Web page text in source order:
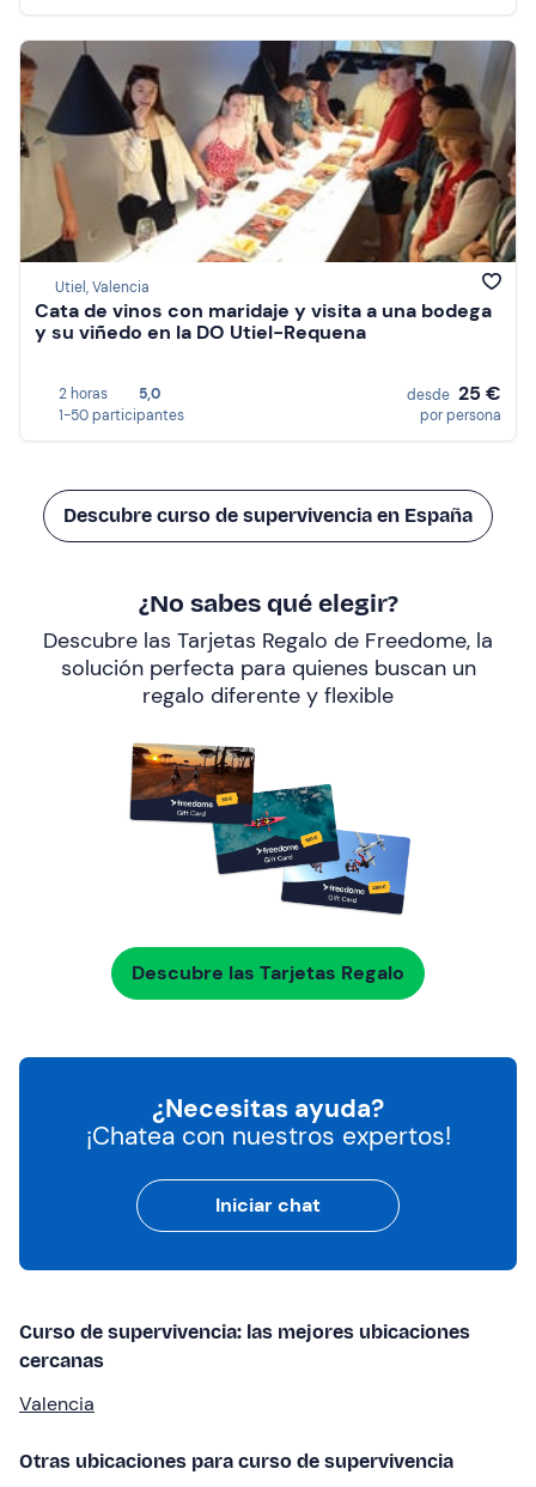
Utiel, Valencia
Cata de vinos con maridaje y visita a una bodega
y su viñedo en la DO Utiel-Requena
2 horas
5,0
1-50 participantes
desde 25 €
por persona
Descubre curso de supervivencia en España
¿No sabes qué elegir?
Descubre las Tarjetas Regalo de Freedome, la
solución perfecta para quienes buscan un
regalo diferente y flexible
Descubre las Tarjetas Regalo
¿Necesitas ayuda?
¡Chatea con nuestros expertos!
Iniciar chat
Curso de supervivencia: las mejores ubicaciones
cercanas
Valencia
Otras ubicaciones para curso de supervivencia